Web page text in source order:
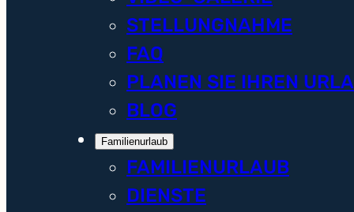
STELLUNGNAHME
FAQ
PLANEN SIE IHREN
BLOG
Familienurlaub
FAMILIENURLAUB
DIENSTE